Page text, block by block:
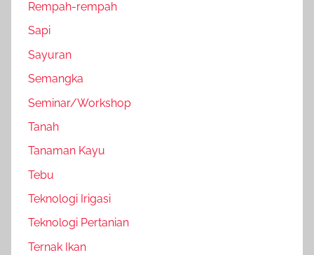
Rempah-rempah
Sapi
Sayuran
Semangka
Seminar/Workshop
Tanah
Tanaman Kayu
Tebu
Teknologi Irigasi
Teknologi Pertanian
Ternak Ikan